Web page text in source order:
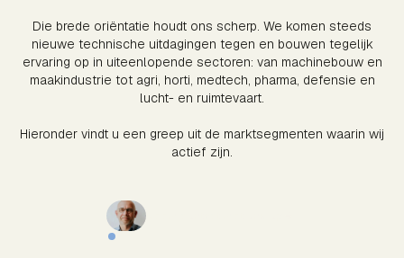
Die brede oriëntatie houdt ons scherp. We komen steeds
nieuwe technische uitdagingen tegen en bouwen tegelijk
ervaring op in uiteenlopende sectoren: van machinebouw en
maakindustrie tot agri, horti, medtech, pharma, defensie en
lucht- en ruimtevaart.
Hieronder vindt u een greep uit de marktsegmenten waarin wij
actief zijn.